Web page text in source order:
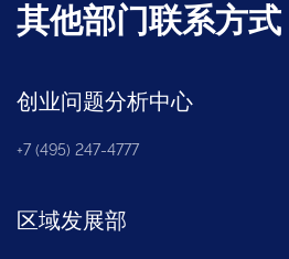
其他部门联系方式
创业问题分析中心
+7 (495) 247-4777
区域发展部